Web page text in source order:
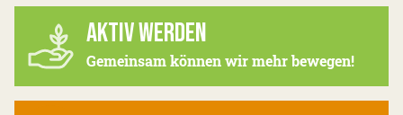
AKTIV WERDEN
Gemeinsam können wir mehr bewegen!